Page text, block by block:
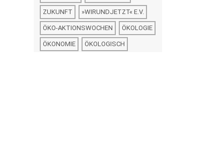
ZUKUNFT »WIRUNDJETZT« E.V.
ÖKO-AKTIONSWOCHEN ÖKOLOGIE
ÖKONOMIE ÖKOLOGISCH